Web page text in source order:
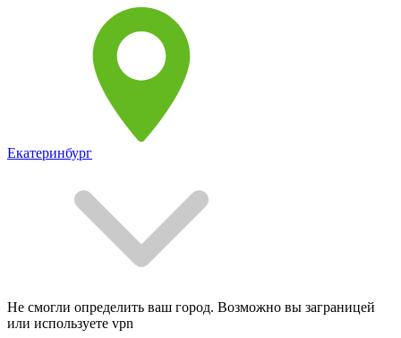
Екатеринбург
Не смогли определить ваш город. Возможно вы заграницей
или используете vpn